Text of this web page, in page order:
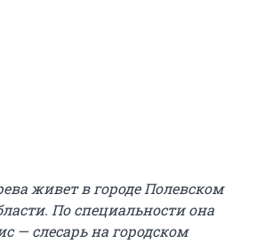
живет в городе Полевском
По специальности она
— слесарь на городском